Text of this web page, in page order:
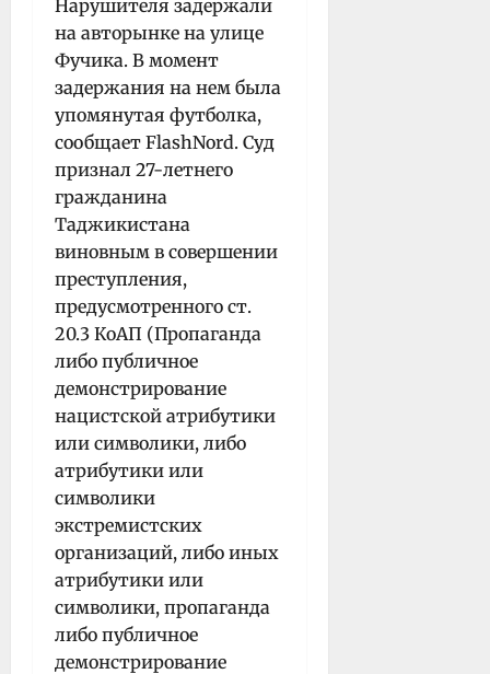
Нарушителя задержали
на авторынке на улице
Фучика. В момент
задержания на нем была
упомянутая футболка,
сообщает FlashNord. Суд
признал 27-летнего
гражданина
Таджикистана
виновным в совершении
преступления,
предусмотренного ст.
20.3 КоАП (Пропаганда
либо публичное
демонстрирование
нацистской атрибутики
или символики, либо
атрибутики или
символики
экстремистских
организаций, либо иных
атрибутики или
символики, пропаганда
либо публичное
демонстрирование